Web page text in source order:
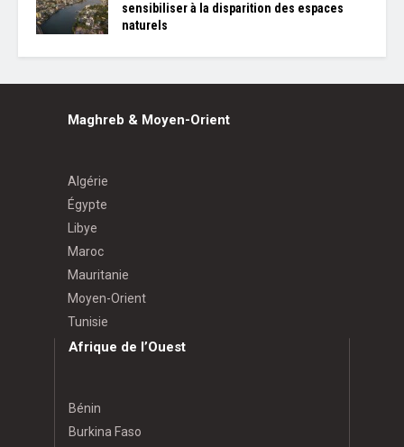
sensibiliser à la disparition des espaces
naturels
Maghreb & Moyen-Orient
Algérie
Égypte
Libye
Maroc
Mauritanie
Moyen-Orient
Tunisie
Afrique de l’Ouest
Bénin
Burkina Faso